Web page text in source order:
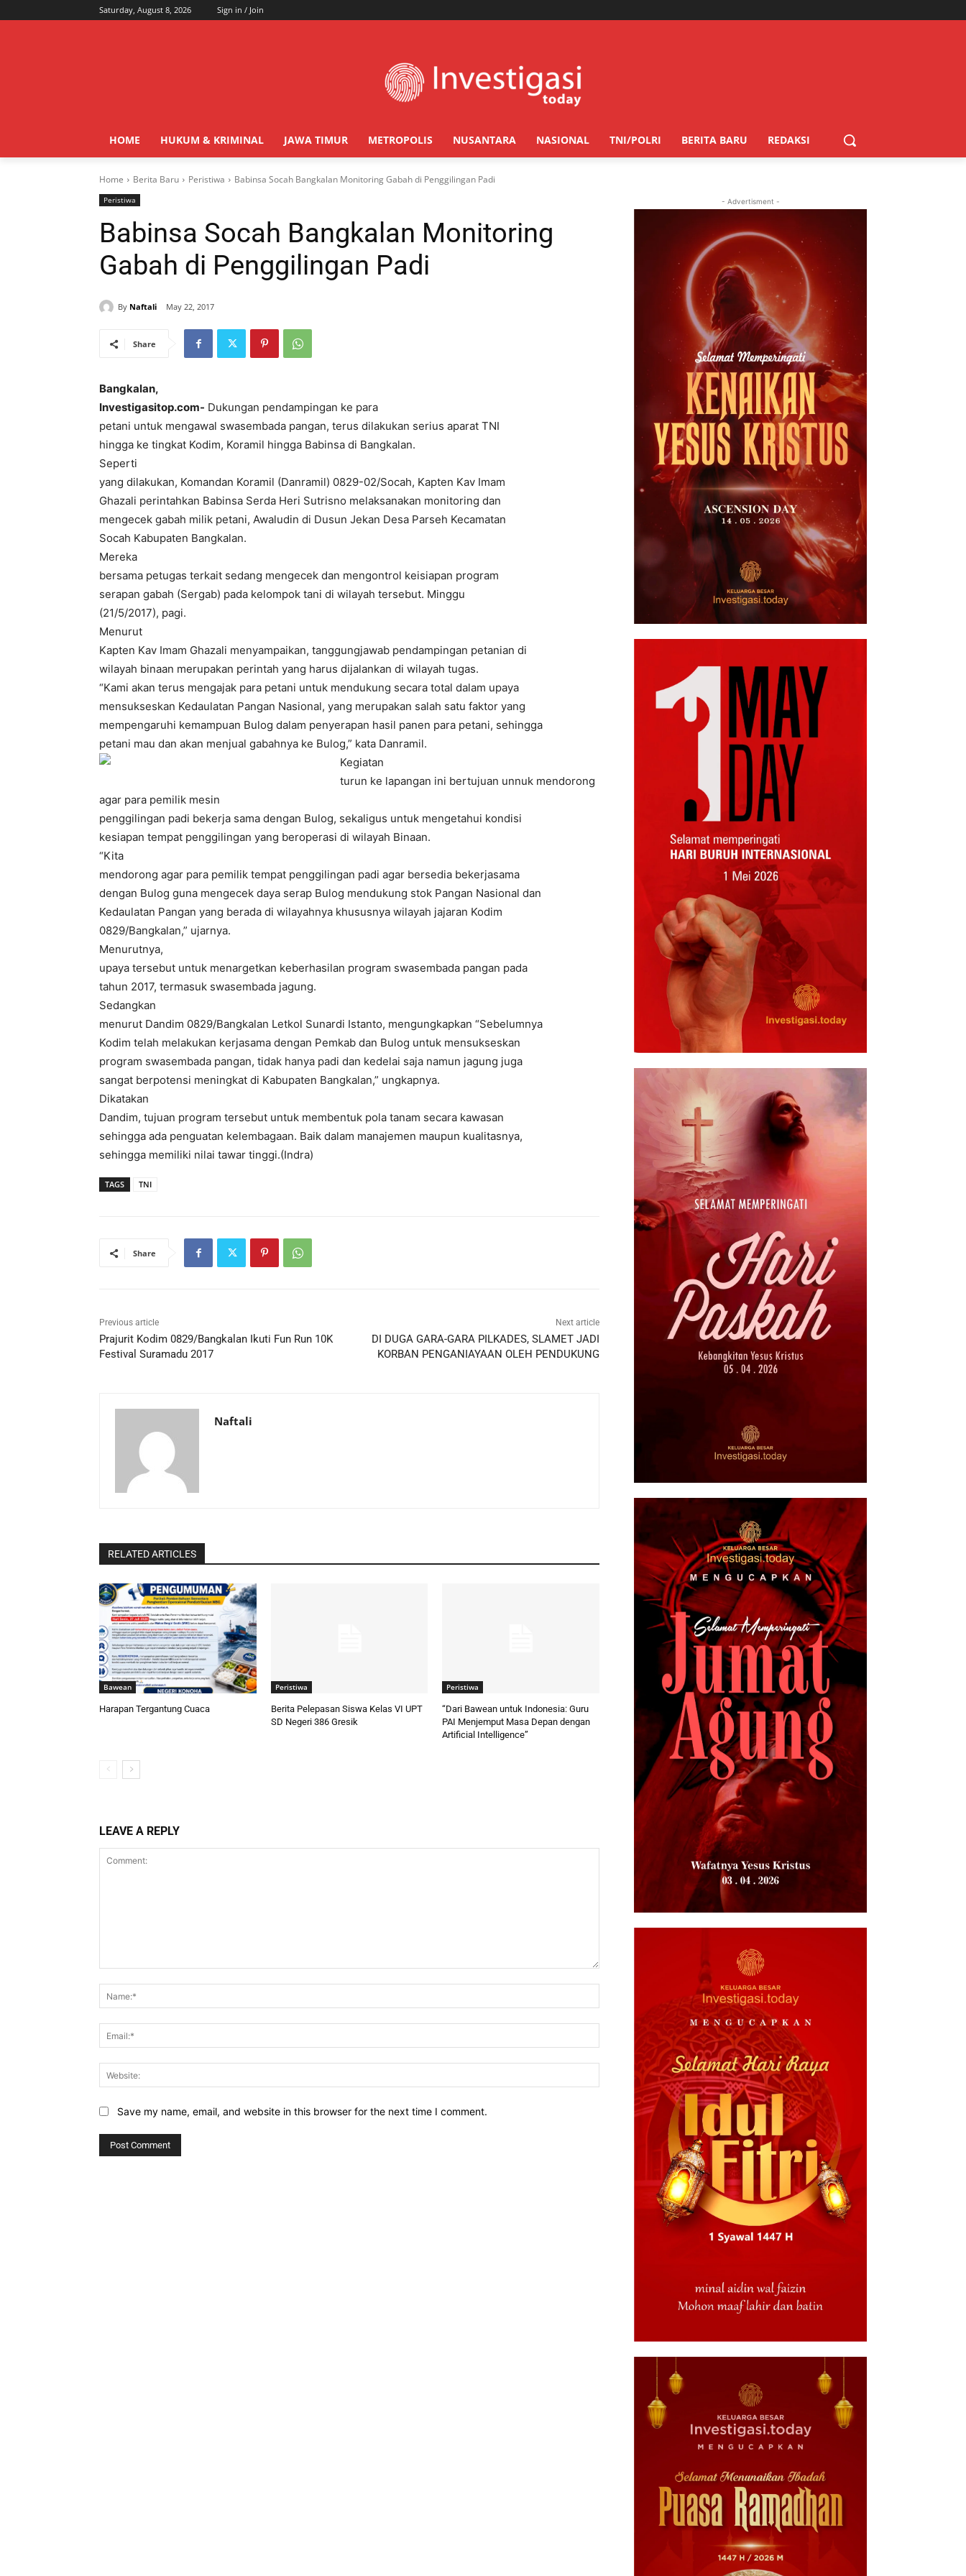
Saturday, August 8, 2026 Sign in / Join
HOME HUKUM & KRIMINAL JAWA TIMUR METROPOLIS NUSANTARA NASIONAL TNI/POLRI BERITA BARU REDAKSI
Home Berita Baru Peristiwa Babinsa Socah Bangkalan Monitoring Gabah di Penggilingan Padi
Peristiwa
Babinsa Socah Bangkalan Monitoring
Gabah di Penggilingan Padi
By Naftali May 22, 2017
Share
Bangkalan,
Investigasitop.com- Dukungan pendampingan ke para
petani untuk mengawal swasembada pangan, terus dilakukan serius aparat TNI
hingga ke tingkat Kodim, Koramil hingga Babinsa di Bangkalan.
Seperti
yang dilakukan, Komandan Koramil (Danramil) 0829-02/Socah, Kapten Kav Imam
Ghazali perintahkan Babinsa Serda Heri Sutrisno melaksanakan monitoring dan
mengecek gabah milik petani, Awaludin di Dusun Jekan Desa Parseh Kecamatan
Socah Kabupaten Bangkalan.
Mereka
bersama petugas terkait sedang mengecek dan mengontrol keisiapan program
serapan gabah (Sergab) pada kelompok tani di wilayah tersebut. Minggu
(21/5/2017), pagi.
Menurut
Kapten Kav Imam Ghazali menyampaikan, tanggungjawab pendampingan petanian di
wilayah binaan merupakan perintah yang harus dijalankan di wilayah tugas.
“Kami akan terus mengajak para petani untuk mendukung secara total dalam upaya
mensukseskan Kedaulatan Pangan Nasional, yang merupakan salah satu faktor yang
mempengaruhi kemampuan Bulog dalam penyerapan hasil panen para petani, sehingga
petani mau dan akan menjual gabahnya ke Bulog,” kata Danramil.
Kegiatan
turun ke lapangan ini bertujuan unnuk mendorong
agar para pemilik mesin
penggilingan padi bekerja sama dengan Bulog, sekaligus untuk mengetahui kondisi
kesiapan tempat penggilingan yang beroperasi di wilayah Binaan.
“Kita
mendorong agar para pemilik tempat penggilingan padi agar bersedia bekerjasama
dengan Bulog guna mengecek daya serap Bulog mendukung stok Pangan Nasional dan
Kedaulatan Pangan yang berada di wilayahnya khususnya wilayah jajaran Kodim
0829/Bangkalan,” ujarnya.
Menurutnya,
upaya tersebut untuk menargetkan keberhasilan program swasembada pangan pada
tahun 2017, termasuk swasembada jagung.
Sedangkan
menurut Dandim 0829/Bangkalan Letkol Sunardi Istanto, mengungkapkan “Sebelumnya
Kodim telah melakukan kerjasama dengan Pemkab dan Bulog untuk mensukseskan
program swasembada pangan, tidak hanya padi dan kedelai saja namun jagung juga
sangat berpotensi meningkat di Kabupaten Bangkalan,” ungkapnya.
Dikatakan
Dandim, tujuan program tersebut untuk membentuk pola tanam secara kawasan
sehingga ada penguatan kelembagaan. Baik dalam manajemen maupun kualitasnya,
sehingga memiliki nilai tawar tinggi.(Indra)
TAGS TNI
Share
Previous article
Prajurit Kodim 0829/Bangkalan Ikuti Fun Run 10K
Festival Suramadu 2017
Next article
DI DUGA GARA-GARA PILKADES, SLAMET JADI
KORBAN PENGANIAYAAN OLEH PENDUKUNG
Naftali
RELATED ARTICLES
Bawean
Harapan Tergantung Cuaca
Peristiwa
Berita Pelepasan Siswa Kelas VI UPT
SD Negeri 386 Gresik
Peristiwa
“Dari Bawean untuk Indonesia: Guru
PAI Menjemput Masa Depan dengan
Artificial Intelligence”
LEAVE A REPLY
Website:
Save my name, email, and website in this browser for the next time I comment.
- Advertisment -